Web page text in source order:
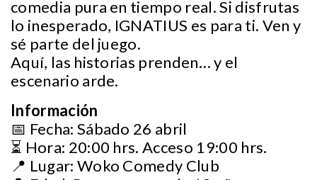
comedia pura en tiempo real. Si disfrutas
lo inesperado, IGNATIUS es para ti. Ven y
sé parte del juego.
Aquí, las historias prenden… y el
escenario arde.
Información
📅 Fecha: Sábado 26 abril
⏳ Hora: 20:00 hrs. Acceso 19:00 hrs.
📍 Lugar: Woko Comedy Club